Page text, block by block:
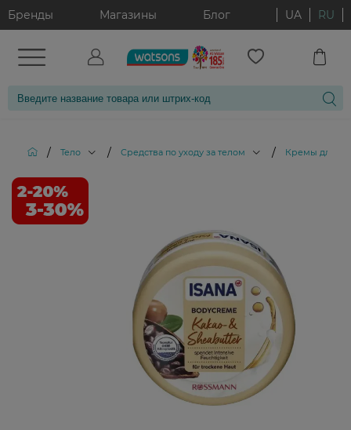
Бренды Магазины Блог UA RU
/ Тело / Средства по уходу за телом / Кремы для